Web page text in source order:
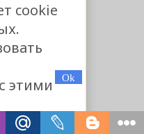
cookie
этими